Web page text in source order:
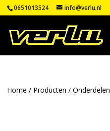
0651013524 info@verlu.nl
Home / Producten /Onderdelen